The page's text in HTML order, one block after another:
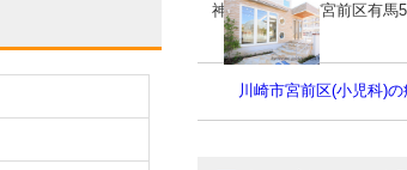
神奈川県川崎市宮前区有馬
川崎市宮前区(小児科)